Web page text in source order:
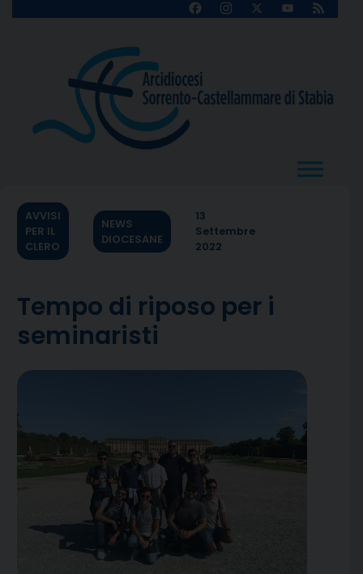
FacebookInstagram
X
YouTube
Feed
AVVISI
PER IL
CLERO
NEWS
DIOCESANE
13
Settembre
2022
Tempo di riposo per i
seminaristi